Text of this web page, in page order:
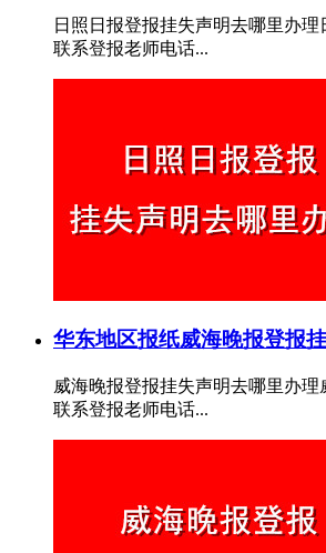
日照日报登报挂失声明去哪里办
联系登报老师电话...
华东地区报纸威海晚报登报
威海晚报登报挂失声明去哪里办
联系登报老师电话...